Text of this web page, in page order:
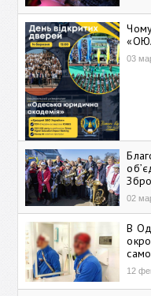
03
02
В
12